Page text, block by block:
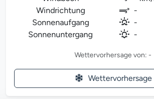
Windrichtung
-
Sonnenaufgang
-
Sonnenuntergang
-
Wettervorhersage von: -
Wettervorhersage